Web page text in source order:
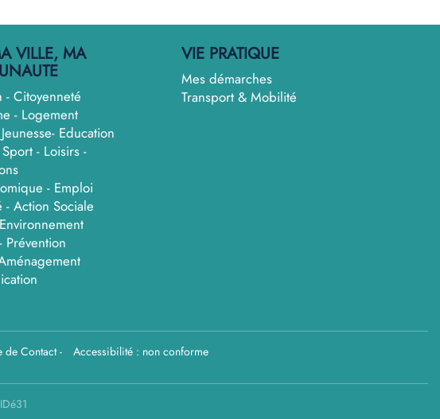
VILLE, MA
- Citoyenneté
- Logement
Education
- Loisirs -
- Emploi
- Action Sociale
Prévention
VIE PRATIQUE
Mes démarches
Transport & Mobilité
de Contact- Accessibilité : non conforme